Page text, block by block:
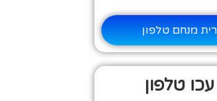
מנחם טלפון
טלפון